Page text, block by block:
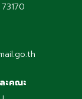
ะคณะ